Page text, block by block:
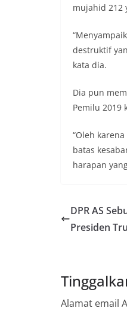
mujahid 212
destruktif
kata dia.
Dia pun
Pemilu 2019
“Oleh
batas
harapan
DPR AS
Presiden
Alamat email